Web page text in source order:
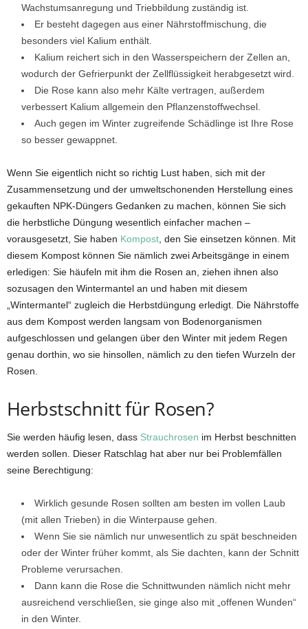
Wachstumsanregung und Triebbildung zuständig ist.
Er besteht dagegen aus einer Nährstoffmischung, die
besonders viel Kalium enthält.
Kalium reichert sich in den Wasserspeichern der Zellen an,
wodurch der Gefrierpunkt der Zellflüssigkeit herabgesetzt wird.
Die Rose kann also mehr Kälte vertragen, außerdem
verbessert Kalium allgemein den Pflanzenstoffwechsel.
Auch gegen im Winter zugreifende Schädlinge ist Ihre Rose
so besser gewappnet.
Wenn Sie eigentlich nicht so richtig Lust haben, sich mit der
Zusammensetzung und der umweltschonenden Herstellung eines
gekauften NPK-Düngers Gedanken zu machen, können Sie sich
die herbstliche Düngung wesentlich einfacher machen –
vorausgesetzt, Sie haben Kompost, den Sie einsetzen können. Mit
diesem Kompost können Sie nämlich zwei Arbeitsgänge in einem
erledigen: Sie häufeln mit ihm die Rosen an, ziehen ihnen also
sozusagen den Wintermantel an und haben mit diesem
„Wintermantel“ zugleich die Herbstdüngung erledigt. Die Nährstoffe
aus dem Kompost werden langsam von Bodenorganismen
aufgeschlossen und gelangen über den Winter mit jedem Regen
genau dorthin, wo sie hinsollen, nämlich zu den tiefen Wurzeln der
Rosen.
Herbstschnitt für Rosen?
Sie werden häufig lesen, dass Strauchrosen im Herbst beschnitten
werden sollen. Dieser Ratschlag hat aber nur bei Problemfällen
seine Berechtigung:
Wirklich gesunde Rosen sollten am besten im vollen Laub
(mit allen Trieben) in die Winterpause gehen.
Wenn Sie sie nämlich nur unwesentlich zu spät beschneiden
oder der Winter früher kommt, als Sie dachten, kann der Schnitt
Probleme verursachen.
Dann kann die Rose die Schnittwunden nämlich nicht mehr
ausreichend verschließen, sie ginge also mit „offenen Wunden“
in den Winter.